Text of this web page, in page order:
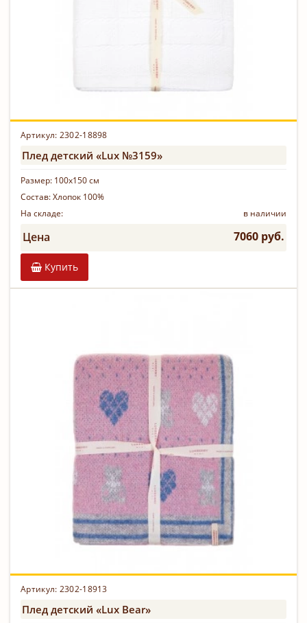
Артикул: 2302-18898
Плед детский «Lux №3159»
Размер: 100х150 см
Состав:Хлопок 100%
На складе:
в наличии
Цена 7060 руб.
Купить
Артикул: 2302-18913
Плед детский «Lux Bear»